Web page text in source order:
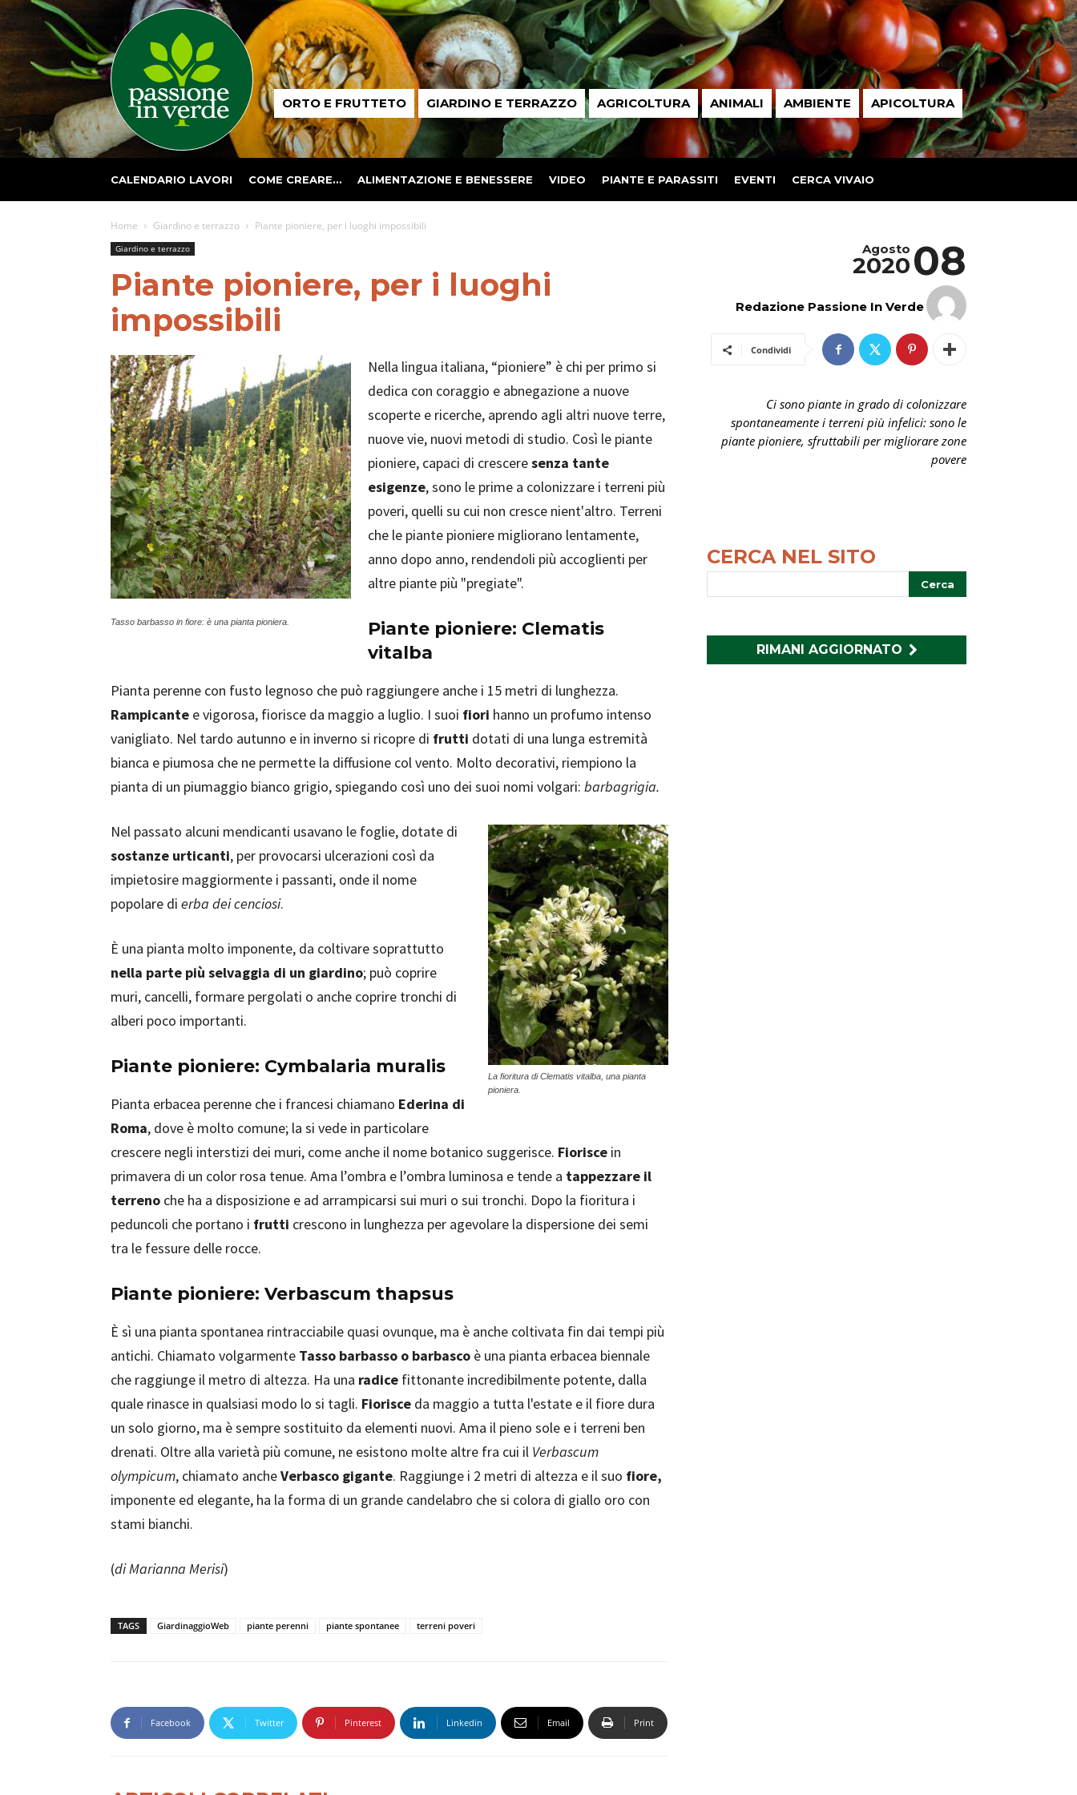
Passione
in ORTO E FRUTTETO GIARDINO E TERRAZZO AGRICOLTURA ANIMALI AMBIENTE APICOLTURA
CALENDARIO LAVORI COME CREARE… ALIMENTAZIONE E BENESSERE VIDEO PIANTE E PARASSITI EVENTI CERCA VIVAIO
Home Giardino e terrazzo Piante pioniere, per i luoghi impossibili
Giardino e terrazzo
Piante pioniere, per i luoghi
impossibili
Tasso barbasso in fiore: è una pianta pioniera.
Nella lingua italiana, “pioniere” è chi per primo si
dedica con coraggio e abnegazione a nuove
scoperte e ricerche, aprendo agli altri nuove terre,
nuove vie, nuovi metodi di studio. Così le piante
pioniere, capaci di cresceresenza tante
esigenze, sono le prime a colonizzare i terreni più
poveri, quelli su cui non cresce nient'altro. Terreni
che le piante pioniere migliorano lentamente,
anno dopo anno, rendendoli più accoglienti per
altre piante più "pregiate".
Piante pioniere: Clematis
vitalba
Pianta perenne con fusto legnoso che può raggiungere anche i 15 metri di lunghezza.
Rampicante e vigorosa, fiorisce da maggio a luglio. I suoi fiori hanno un profumo intenso
vanigliato. Nel tardo autunno e in inverno si ricopre di frutti dotati di una lunga estremità
bianca e piumosa che ne permette la diffusione col vento. Molto decorativi, riempiono la
pianta di un piumaggio bianco grigio, spiegando così uno dei suoi nomi volgari: barbagrigia.
La fioritura di Clematis vitalba, una pianta
pioniera.
Nel passato alcuni mendicanti usavano le foglie, dotate di
sostanze urticanti, per provocarsi ulcerazioni così da
impietosire maggiormente i passanti, onde il nome
popolare di erba dei cenciosi.
È una pianta molto imponente, da coltivare soprattutto
nella parte più selvaggia di un giardino; può coprire
muri, cancelli, formare pergolati o anche coprire tronchi di
alberi poco importanti.
Piante pioniere: Cymbalaria muralis
Pianta erbacea perenne che i francesi chiamano Ederina di
Roma, dove è molto comune; la si vede in particolare
crescere negli interstizi dei muri, come anche il nome botanico suggerisce. Fiorisce in
primavera di un color rosa tenue. Ama l’ombra e l’ombra luminosa e tende a tappezzare il
terreno che ha a disposizione e ad arrampicarsi sui muri o sui tronchi. Dopo la fioritura i
peduncoli che portano i frutti crescono in lunghezza per agevolare la dispersione dei semi
tra le fessure delle rocce.
Piante pioniere: Verbascum thapsus
È sì una pianta spontanea rintracciabile quasi ovunque, ma è anche coltivata fin dai tempi più
antichi. Chiamato volgarmente Tasso barbasso o barbasco è una pianta erbacea biennale
che raggiunge il metro di altezza. Ha una radice fittonante incredibilmente potente, dalla
quale rinasce in qualsiasi modo lo si tagli. Fiorisce da maggio a tutta l'estate e il fiore dura
un solo giorno, ma è sempre sostituito da elementi nuovi. Ama il pieno sole e i terreni ben
drenati. Oltre alla varietà più comune, ne esistono molte altre fra cui il Verbascum
olympicum, chiamato ancheVerbasco gigante. Raggiunge i 2 metri di altezza e il suo fiore,
imponente ed elegante, ha la forma di un grande candelabro che si colora di giallo oro con
stami bianchi.
(di Marianna Merisi)
TAGS GiardinaggioWeb piante perenni piante spontanee terreni poveri
Facebook Twitter Pinterest Linkedin Email Print
08
Agosto
2020
Redazione Passione In Verde
Condividi
Ci sono piante in grado di colonizzare
spontaneamente i terreni più infelici: sono le
piante pioniere, sfruttabili per migliorare zone
povere
CERCA NEL SITO
RIMANI AGGIORNATO